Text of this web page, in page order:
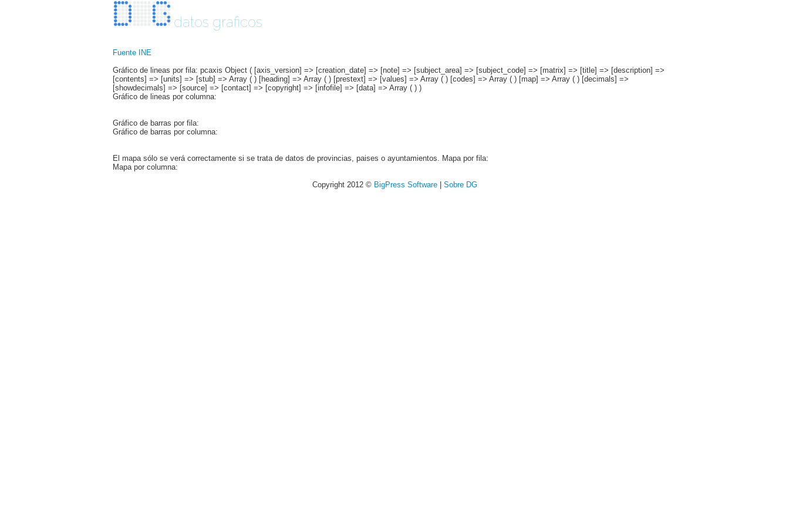
datos graficos
Fuente INE
Gráfico de lineas por fila: pcaxis Object ( [axis_version] => [creation_date] => [note] => [subject_area] => [subject_code] => [matrix] => [title] => [description] =>
[contents] => [units] => [stub] => Array ( ) [heading] => Array ( ) [prestext] => [values] => Array ( ) [codes] => Array ( ) [map] => Array ( ) [decimals] =>
[showdecimals] => [source] => [contact] => [copyright] => [infofile] => [data] => Array ( ) )
Gráfico de lineas por columna:
Gráfico de barras por fila:
Gráfico de barras por columna:
El mapa sólo se verá correctamente si se trata de datos de provincias, paises o ayuntamientos. Mapa por fila:
Mapa por columna:
Copyright 2012 © BigPress Software| Sobre DG